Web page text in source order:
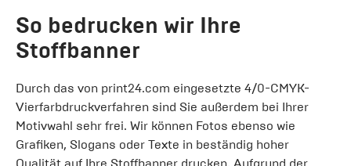
So bedrucken wir Ihre
Stoffbanner
Durch das von print24.com eingesetzte 4/0-CMYK-
Vierfarbdruckverfahren sind Sie außerdem bei Ihrer
Motivwahl sehr frei. Wir können Fotos ebenso wie
Grafiken, Slogans oder Texte in beständig hoher
Qualität auf Ihre Stoffbanner drucken. Aufgrund der